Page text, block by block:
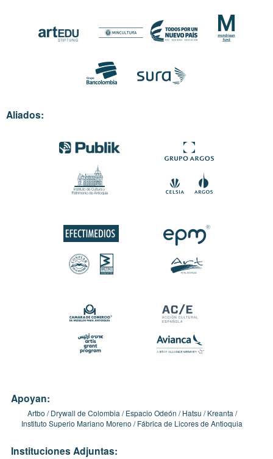
Aliados:
Apoyan:
Artbo Drywall de Colombia Espacio Odeón Hatsu
Kreanta
Instituto Superio Mariano Moreno
Fábrica de Licores de Antioquia
Instituciones Adjuntas: